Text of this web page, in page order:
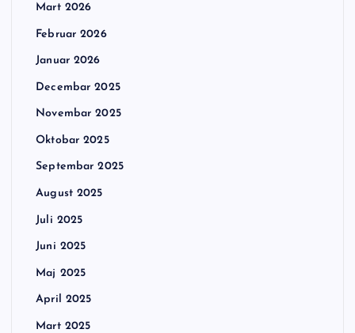
Mart 2026
Februar 2026
Januar 2026
Decembar 2025
Novembar 2025
Oktobar 2025
Septembar 2025
August 2025
Juli 2025
Juni 2025
Maj 2025
April 2025
Mart 2025